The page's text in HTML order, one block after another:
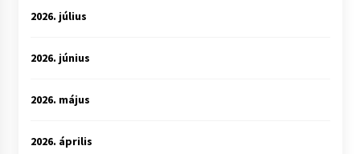
2026. július
2026. június
2026. május
2026. április